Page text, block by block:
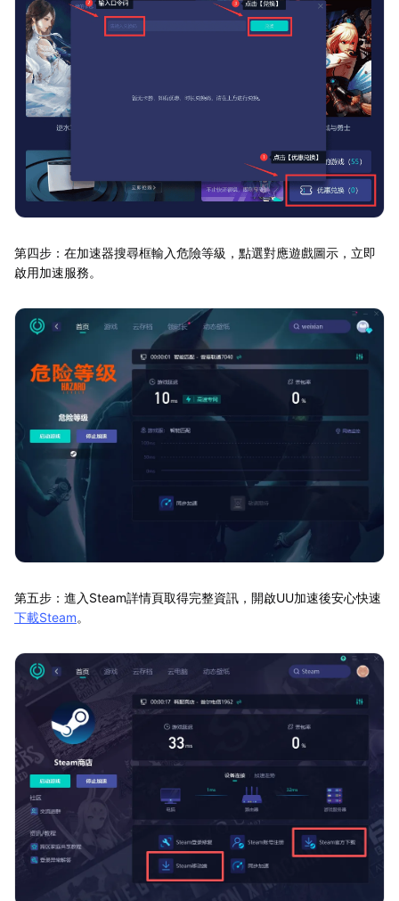
第四步：在加速器搜尋框輸入危險等級，點選對應遊戲圖示，立即
啟用加速服務。
第五步：進入Steam詳情頁取得完整資訊，開啟UU加速後安心快速
下載Steam。